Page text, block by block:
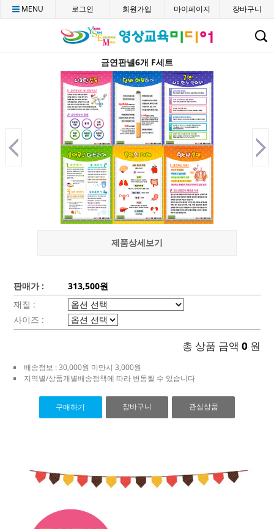
CMENU 로그인 회원가입 마이페이지 장바구니
금연판넬6개 F세트
제품상세보기
판매가 :
313,500원
재질 :
사이즈 :
총 상품 금액 0 원
배송정보 : 30,000원 미만시 3,000원
지역별/상품개별배송정책에 따라 변동될 수 있습니다
구매하기 장바구니 관심상품